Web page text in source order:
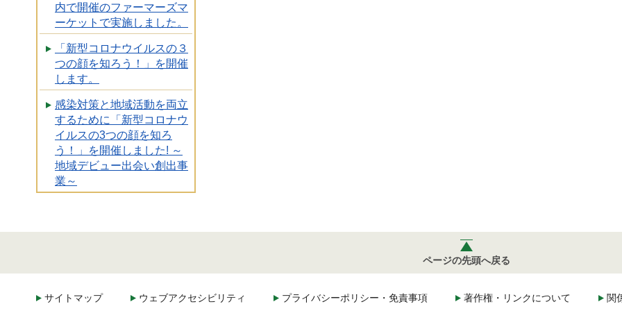
内で開催のファーマーズマ
ーケットで実施しました。
「新型コロナウイルスの３
つの顔を知ろう！」を開催
します。
感染対策と地域活動を両立
するために「新型コロナウ
イルスの3つの顔を知ろ
う！」を開催しました! ～
地域デビュー出会い創出事
業～
ページの先頭へ戻る
サイトマップ ウェブアクセシビリティ プライバシーポリシー・免責事項 著作権・リンクについて 関